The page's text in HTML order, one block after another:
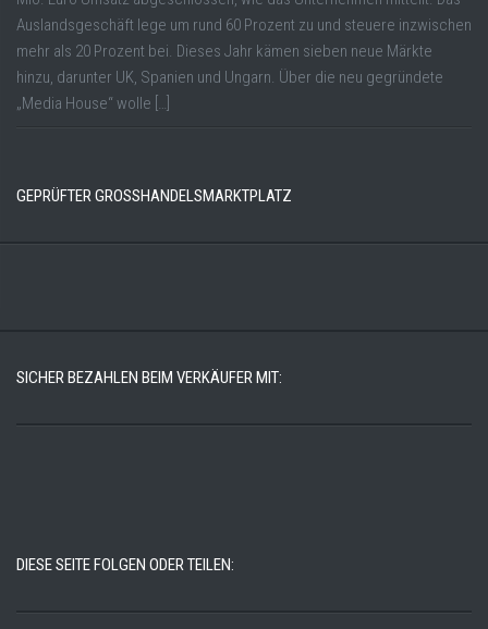
Auslandsgeschäft lege um rund 60 Prozent zu und steuere inzwischen
mehr als 20 Prozent bei. Dieses Jahr kämen sieben neue Märkte
hinzu, darunter UK, Spanien und Ungarn. Über die neu gegründete
„Media House“ wolle […]
GEPRÜFTER GROSSHANDELSMARKTPLATZ
SICHER BEZAHLEN BEIM VERKÄUFER MIT:
DIESE SEITE FOLGEN ODER TEILEN: